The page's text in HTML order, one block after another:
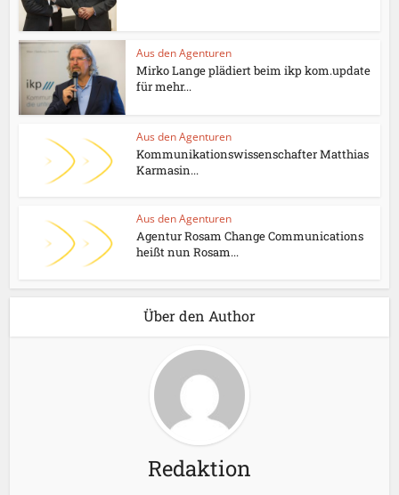
Aus den Agenturen
Mirko Lange plädiert beim ikp kom.update
für mehr...
Aus den Agenturen
Kommunikationswissenschafter Matthias
Karmasin...
Aus den Agenturen
Agentur Rosam Change Communications
heißt nun Rosam...
Über den Author
Redaktion